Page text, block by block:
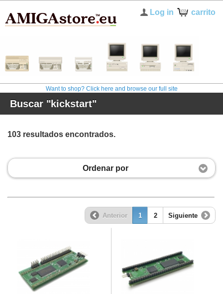
carrito
Log in
Want to shop? Click here and browse our full site
Buscar "kickstart"
103 resultados encontrados.
Ordenar por
Anterior 1 2 Siguiente